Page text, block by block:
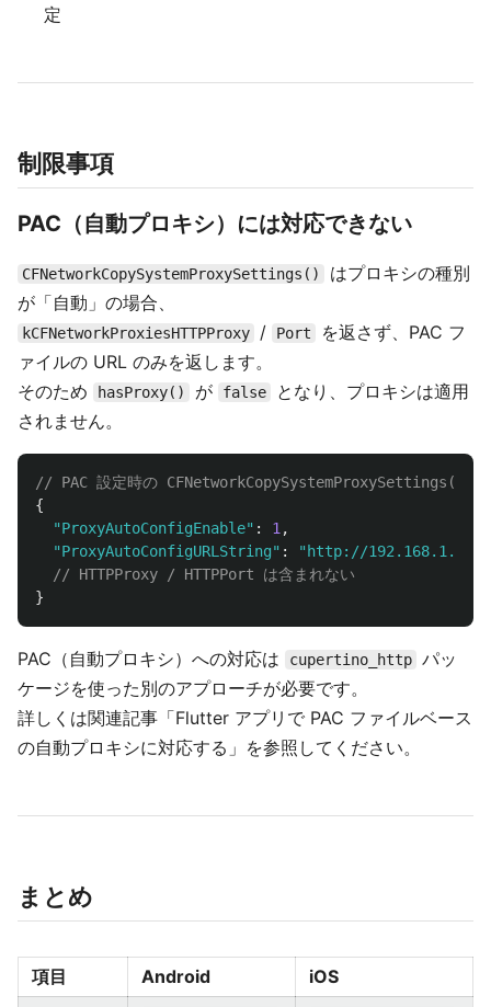
定
制限事項
PAC（自動プロキシ）には対応できない
CFNetworkCopySystemProxySettings()
はプロキシの種別
が「自動」の場合、
kCFNetworkProxiesHTTPProxy / Port
を返さず、PAC フ
ァイルの URL のみを返します。
そのため
hasProxy() が false
となり、プロキシは適用
されません。
// PAC 設定時の CFNetworkCopySystemProxySettings() の
{
"ProxyAutoConfigEnable" : 1 ,
"ProxyAutoConfigURLString" :
"http://
// HTTPProxy / HTTPPort は含まれない
}
PAC（自動プロキシ）への対応は cupertino_http パッ
ケージを使った別のアプローチが必要です。
詳しくは関連記事「Flutter アプリで PAC ファイルベース
の自動プロキシに対応する」を参照してください。
まとめ
項目 Android iOS